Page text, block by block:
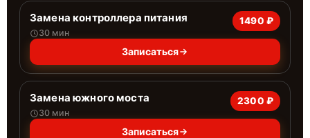
Замена контроллера питания
30 мин
1490 ₽
Записаться
Замена южного моста
30 мин
2300 ₽
Записаться